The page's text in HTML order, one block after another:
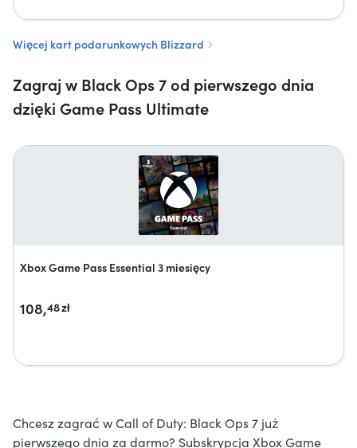
Więcej kart podarunkowych Blizzard
Zagraj w Black Ops 7 od pierwszego dnia
dzięki Game Pass Ultimate
Xbox Game Pass Essential 3 miesięcy
108,48zł
Chcesz zagrać w Call of Duty: Black Ops 7 już
pierwszego dnia za darmo? Subskrypcja Xbox Game